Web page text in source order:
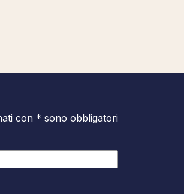
con * sono obbligatori